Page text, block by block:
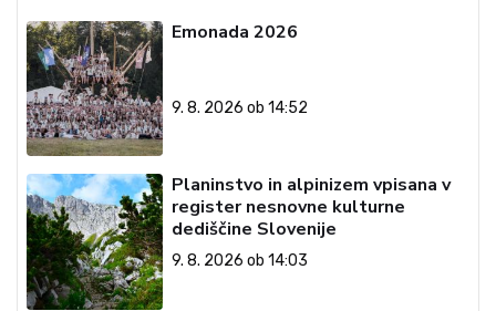
Emonada 2026
9. 8. 2026 ob 14:52
Planinstvo in alpinizem vpisana v
register nesnovne kulturne
dediščine Slovenije
9. 8. 2026 ob 14:03